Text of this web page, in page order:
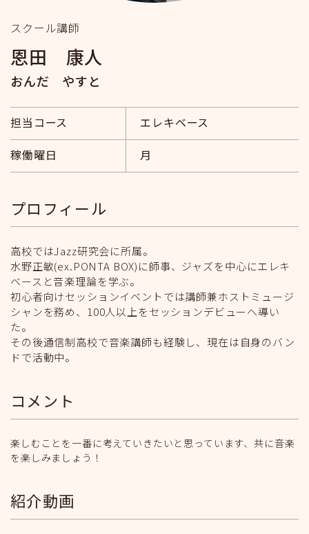
スクール講師
恩田 康人
おんだ やすと
担当コース
エレキベース
稼働曜日
月
プロフィール
高校ではJazz研究会に所属。
水野正敏(ex.PONTA BOX)に師事、ジャズを中心にエレキ
ベースと音楽理論を学ぶ。
初心者向けセッションイベントでは講師兼ホストミュージ
シャンを務め、100人以上をセッションデビューへ導い
た。
その後通信制高校で音楽講師も経験し、現在は自身のバン
ドで活動中。
コメント
楽しむことを一番に考えていきたいと思っています、共に音楽
を楽しみましょう！
紹介動画